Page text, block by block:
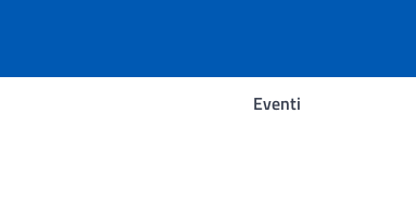
Eventi